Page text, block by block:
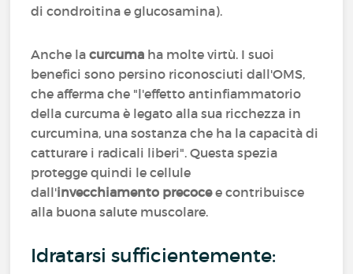
di condroitina e glucosamina).
Anche lacurcuma ha molte virtù. I suoi
benefici sono persino riconosciuti dall'OMS,
che afferma che "l'effetto antinfiammatorio
della curcuma è legato alla sua ricchezza in
curcumina, una sostanza che ha la capacità di
catturare i radicali liberi". Questa spezia
protegge quindi le cellule
dall'invecchiamento precocee contribuisce
alla buona salute muscolare.
Idratarsi sufficientemente: